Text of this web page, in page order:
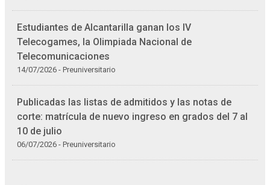
Estudiantes de Alcantarilla ganan los IV
Telecogames, la Olimpiada Nacional de
Telecomunicaciones
14/07/2026 - Preuniversitario
Publicadas las listas de admitidos y las notas de
corte: matrícula de nuevo ingreso en grados del 7 al
10 de julio
06/07/2026 - Preuniversitario